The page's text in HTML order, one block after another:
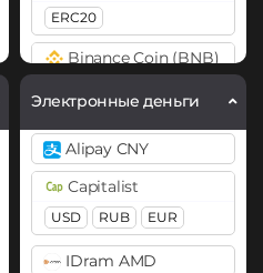
ERC20
Binance Coin (BNB)
Bitcoin (BTC)
BTC BEP20
Lightning
OP
ARB
Bitcoin Cash (BCH)
Bitcoin SV (BSV)
Электронные деньги
Alipay CNY
Capitalist
USD RUB EUR
IDram AMD